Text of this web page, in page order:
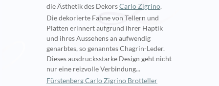
die Ästhetik des DekorsCarlo Zigrino.
Die dekorierte Fahne von Tellern und
Platten erinnert aufgrund ihrer Haptik
und ihres Aussehens an aufwendig
genarbtes, so genanntes Chagrin-Leder.
Dieses ausdrucksstarke Design geht nicht
nur eine reizvolle Verbindung...
Fürstenberg Carlo Zigrino Brotteller